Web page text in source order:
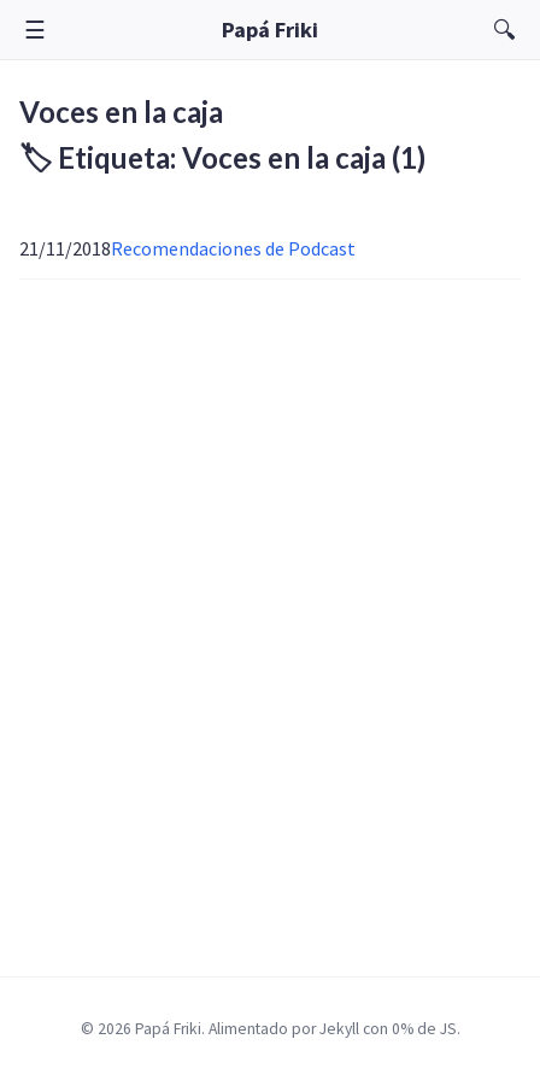
☰ Papá Friki 🔍
Voces en la caja
🏷️ Etiqueta: Voces en la caja (1)
21/11/2018Recomendaciones de Podcast
© 2026 Papá Friki. Alimentado por Jekyll con 0% de JS.